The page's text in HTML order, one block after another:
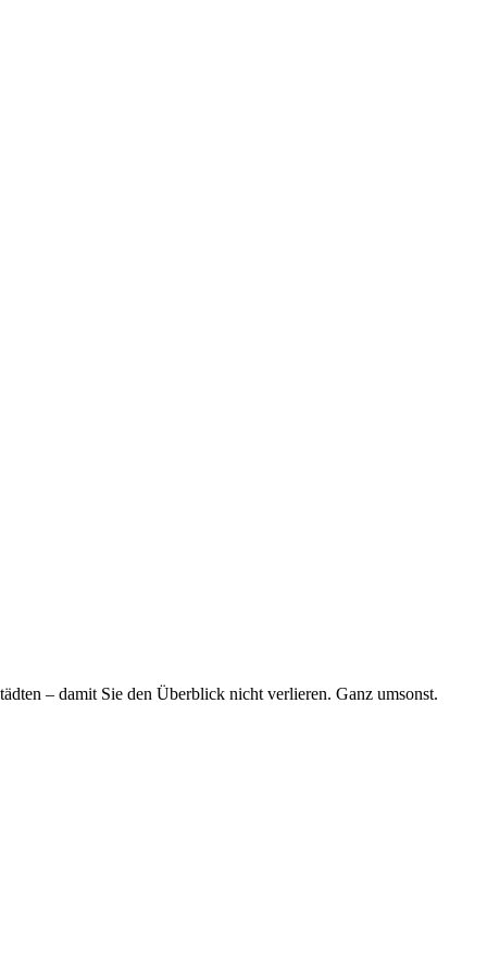
– damit Sie den Überblick nicht verlieren. Ganz umsonst.